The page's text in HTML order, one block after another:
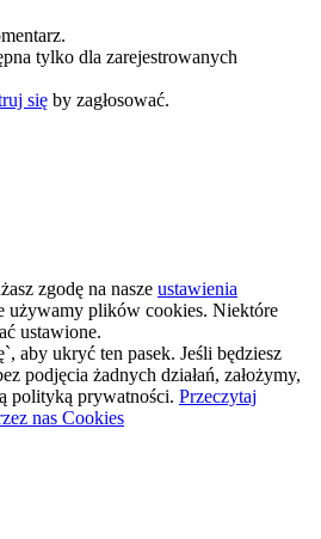
tylko dla zarejestrowanych
się by zagłosować.
zgodę na nasze ustawienia
używamy plików cookies. Niektóre
ustawione.
aby ukryć ten pasek. Jeśli będziesz
podjęcia żadnych działań, założymy,
polityką prywatności. Przeczytaj
nas Cookies